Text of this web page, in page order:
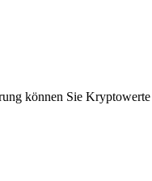
können Sie